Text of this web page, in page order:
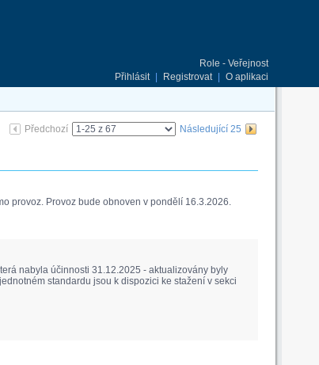
Role - Veřejnost
Přihlásit
Registrovat O aplikaci
Předchozí Následující 25
provoz. Provoz bude obnoven v pondělí 16.3.2026.
nabyla účinnosti 31.12.2025 - aktualizovány byly
standardu jsou k dispozici ke stažení v sekci